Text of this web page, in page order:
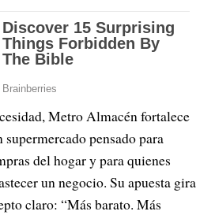
Metro Almacén fortalece
pensado para
del hogar y para quienes
un negocio. Su apuesta gira
claro: “Más barato. Más